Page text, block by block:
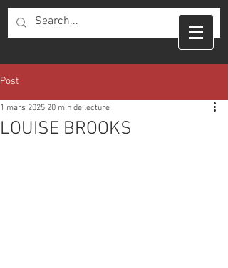
Post
LOUISE BROOKS
1 mars 2025 20 min de lecture